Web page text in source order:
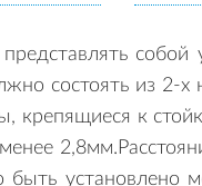
состоять из
крепящиеся к
установлено